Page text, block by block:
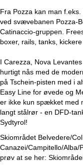
Fra Pozza kan man
ved svævebanen Pozza-
Catinaccio-gruppen.
boxer, rails, tanks,
I Carezza, Nova
hurtigt nås med de
på Tschein-pisten med i
Easy Line for øvede og
er ikke kun spækket med
langt stålrør - en DFD-
Sydtyrol!
Skiområdet Belvedere/
Canazei/Campitello/Alba/
prøv at se her: